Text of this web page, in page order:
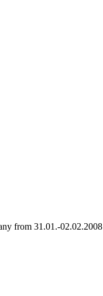
from 31.01.-02.02.2008